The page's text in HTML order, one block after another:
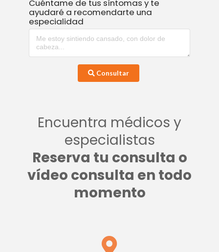
Cuéntame de tus síntomas y te
ayudaré a recomendarte una
especialidad
Consultar
Encuentra médicos y
especialistas
Reserva tu consulta o
vídeo consulta en todo
momento